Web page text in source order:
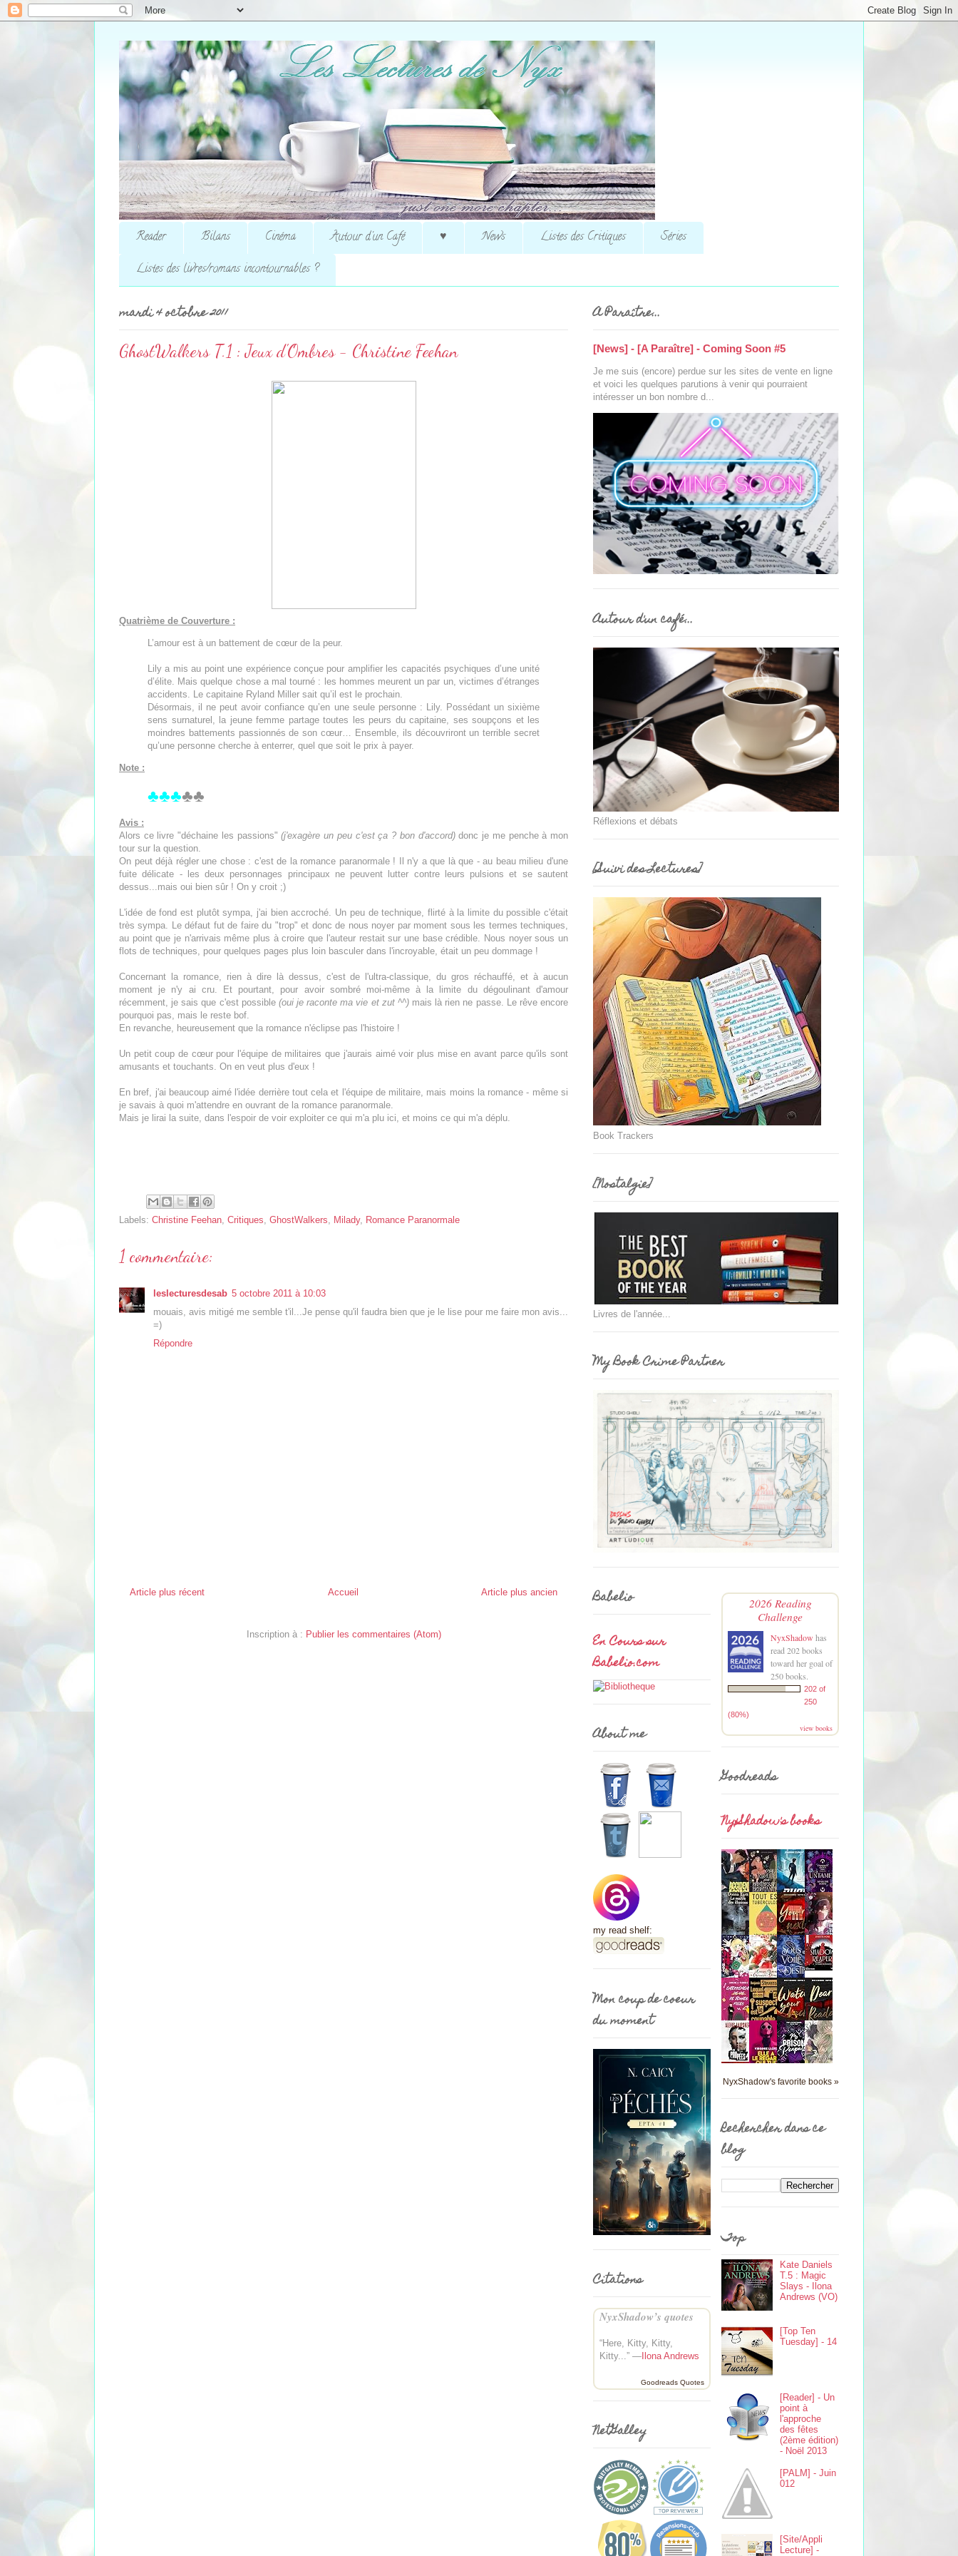
Reader Bilans Cinéma Autour d'un Café ♥ News Listes des Critiques
Séries
Listes des livres/romans incontournables ?
mardi 4 octobre 2011
GhostWalkers T.1 : Jeux d'Ombres - Christine Feehan
Quatrième de Couverture :
L’amour est à un battement de cœur de la peur.
Lily a mis au point une expérience conçue pour amplifier les capacités psychiques d’une unité
d’élite. Mais quelque chose a mal tourné : les hommes meurent un par un, victimes d’étranges
accidents. Le capitaine Ryland Miller sait qu’il est le prochain.
Désormais, il ne peut avoir confiance qu’en une seule personne : Lily. Possédant un sixième
sens surnaturel, la jeune femme partage toutes les peurs du capitaine, ses soupçons et les
moindres battements passionnés de son cœur… Ensemble, ils découvriront un terrible secret
qu’une personne cherche à enterrer, quel que soit le prix à payer.
Note :
♣♣♣♣♣
Avis :
Alors ce livre "déchaine les passions"(j'exagère un peu c'est ça ? bon d'accord)donc je me penche à mon
tour sur la question.
On peut déjà régler une chose : c'est de la romance paranormale ! Il n'y a que là que - au beau milieu d'une
fuite délicate - les deux personnages principaux ne peuvent lutter contre leurs pulsions et se sautent
dessus...mais oui bien sûr ! On y croit ;)
L'idée de fond est plutôt sympa, j'ai bien accroché. Un peu de technique, flirté à la limite du possible c'était
très sympa. Le défaut fut de faire du "trop" et donc de nous noyer par moment sous les termes techniques,
au point que je n'arrivais même plus à croire que l'auteur restait sur une base crédible. Nous noyer sous un
flots de techniques, pour quelques pages plus loin basculer dans l'incroyable, était un peu dommage !
Concernant la romance, rien à dire là dessus, c'est de l'ultra-classique, du gros réchauffé, et à aucun
moment je n'y ai cru. Et pourtant, pour avoir sombré moi-même à la limite du dégoulinant d'amour
récemment, je sais que c'est possible (oui je raconte ma vie et zut ^^) mais là rien ne passe. Le rêve encore
pourquoi pas, mais le reste bof.
En revanche, heureusement que la romance n'éclipse pas l'histoire !
Un petit coup de cœur pour l'équipe de militaires que j'aurais aimé voir plus mise en avant parce qu'ils sont
amusants et touchants. On en veut plus d'eux !
En bref, j'ai beaucoup aimé l'idée derrière tout cela et l'équipe de militaire, mais moins la romance - même si
je savais à quoi m'attendre en ouvrant de la romance paranormale.
Mais je lirai la suite, dans l'espoir de voir exploiter ce qui m'a plu ici, et moins ce qui m'a déplu.
Labels: Christine Feehan, Critiques, GhostWalkers, Milady, Romance Paranormale
1 commentaire:
leslecturesdesab 5 octobre 2011 à 10:03
mouais, avis mitigé me semble t'il...Je pense qu'il faudra bien que je le lise pour me faire mon avis...
=)
Répondre
Article plus récent Article plus ancien
Accueil
Inscription à : Publier les commentaires (Atom)
A Paraître...
[News] - [A Paraître] - Coming Soon #5
Je me suis (encore) perdue sur les sites de vente en ligne
et voici les quelques parutions à venir qui pourraient
intéresser un bon nombre d...
Autour d'un café...
Réflexions et débats
[Suivi des Lectures]
Book Trackers
[Nostalgie]
Livres de l'année...
My Book Crime Partner
Babelio
En Cours sur
Babelio.com
About me
my read shelf:
Mon coup de coeur
du moment
Citations
NyxShadow’s quotes
“Here, Kitty, Kitty,
Kitty...” — Ilona Andrews
Goodreads Quotes
NetGalley
2026 Reading
Challenge
NyxShadow has
read 202 books
toward her goal of
250 books.
202 of
250
(80%)
view books
Goodreads
NyxShadow's books
NyxShadow's favorite books »
Rechercher dans ce
blog
Top
Kate Daniels
T.5 : Magic
Slays - Ilona
Andrews (VO)
[Top Ten
Tuesday] - 14
[Reader] - Un
point à
l'approche
des fêtes
(2ème édition)
- Noël 2013
[PALM] - Juin
012
[Site/Appli
Lecture] -